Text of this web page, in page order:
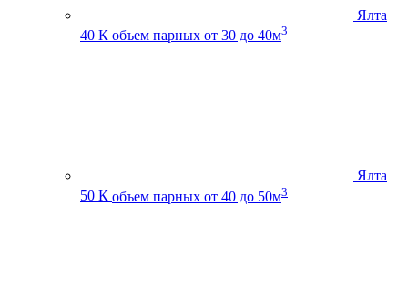
Ялта
40 К объем парных от 30 до 40м3
Ялта
50 К объем парных от 40 до 50м3